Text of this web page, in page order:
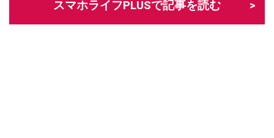
スマホライフPLUSで記事を読む